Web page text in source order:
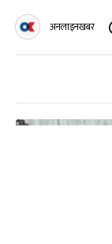
अनलाइनखबर